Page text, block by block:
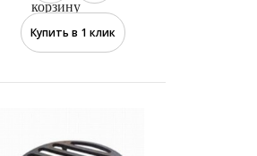
корзину
Купить в 1 клик